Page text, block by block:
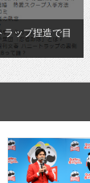
ップ捏造で目